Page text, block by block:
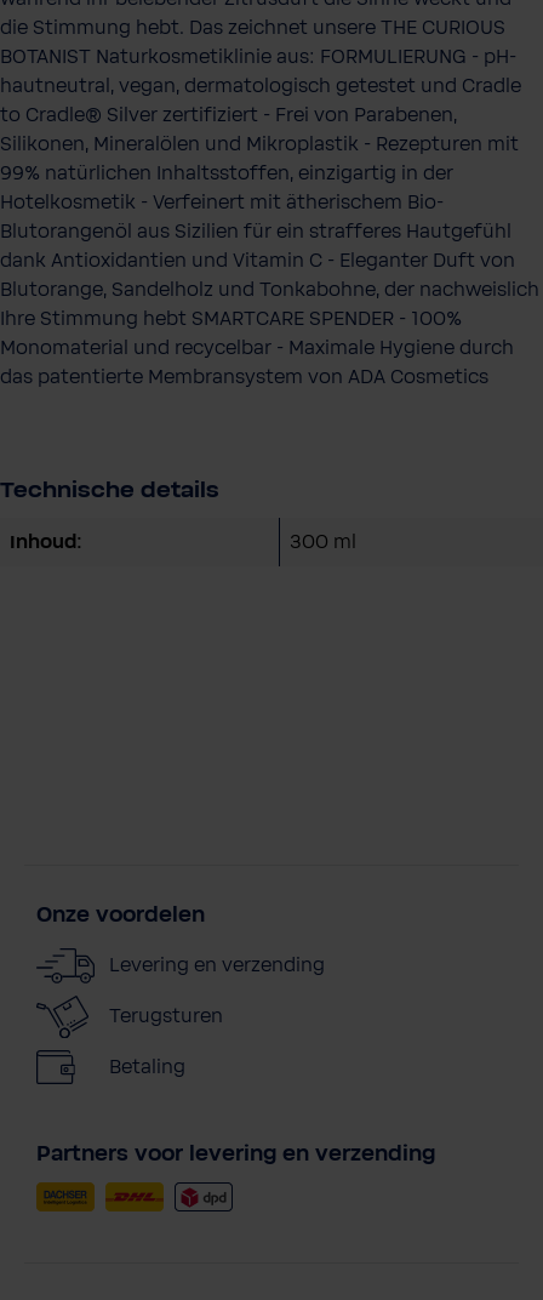
die Stimmung hebt. Das zeichnet unsere THE CURIOUS
BOTANIST Naturkosmetiklinie aus: FORMULIERUNG - pH-
hautneutral, vegan, dermatologisch getestet und Cradle
to Cradle® Silver zertifiziert - Frei von Parabenen,
Silikonen, Mineralölen und Mikroplastik - Rezepturen mit
99% natürlichen Inhaltsstoffen, einzigartig in der
Hotelkosmetik - Verfeinert mit ätherischem Bio-
Blutorangenöl aus Sizilien für ein strafferes Hautgefühl
dank Antioxidantien und Vitamin C - Eleganter Duft von
Blutorange, Sandelholz und Tonkabohne, der nachweislich
Ihre Stimmung hebt SMARTCARE SPENDER - 100%
Monomaterial und recycelbar - Maximale Hygiene durch
das patentierte Membransystem von ADA Cosmetics
Technische details
Inhoud: 300 ml
Onze voordelen
Levering en verzending
Terugsturen
Betaling
Partners voor levering en verzending